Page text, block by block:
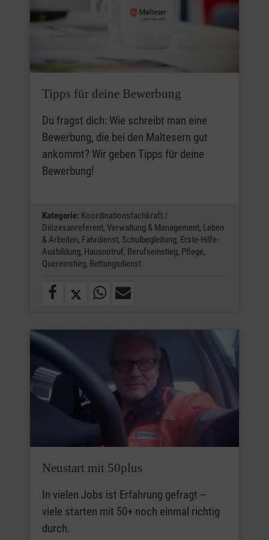
Umfang von drei Wochenenden, die auch die
Einführung zum Malteser-Helfer beinhaltet.
pädagogischen Bereich. Hier lernst du, Inhalte
aktivierend und zielgruppengerecht zu
kannst hierbei auf umfangreich vorbereitete
Materialien zurückgreifen, die den Einstieg und
die Durchführung erleichtern.
verkürzen. Hierzu beraten wir dich
selbstverständlich. Zum Abschluss der
Qualifikation erhältst du ein Zertifikat, das den
Einstieg insb. in medizinische und
pädagogische Berufe erleichtern kann.
Tipps für deine Bewerbung
Du fragst dich: Wie schreibt man eine
Bewerbung, die bei den Maltesern gut
ankommt? Wir geben Tipps für deine
Bewerbung!
Kategorie: Koordinationsfachkraft /
Diözesanreferent, Verwaltung & Management, Leben
& Arbeiten, Fahrdienst, Schulbegleitung, Erste-Hilfe-
Ausbildung, Hausnotruf, Berufseinstieg, Pflege,
Quereinstieg, Rettungsdienst
Neustart mit 50plus
In vielen Jobs ist Erfahrung gefragt –
viele starten mit 50+ noch einmal richtig
durch.